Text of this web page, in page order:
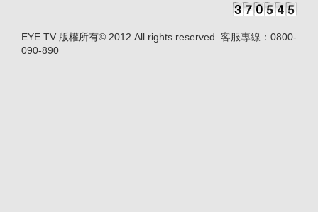
EYE TV 版權所有© 2012 All rights reserved. 客服專線：0800-
090-890